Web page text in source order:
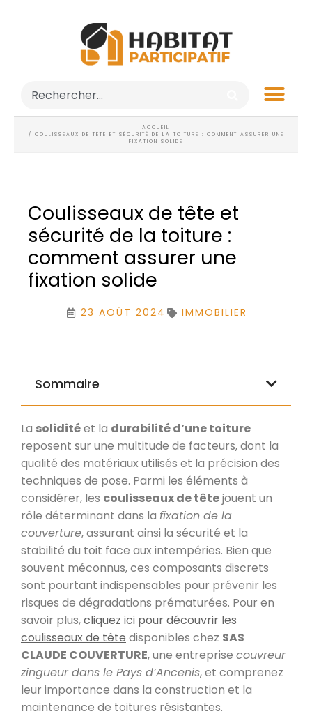
ACCUEIL
/ COULISSEAUX DE TÊTE ET SÉCURITÉ DE LA TOITURE : COMMENT ASSURER UNE
FIXATION SOLIDE
Coulisseaux de tête et
sécurité de la toiture :
comment assurer une
fixation solide
23 AOÛT 2024 IMMOBILIER
Sommaire
La soliditéet la durabilité d’une toiture
reposent sur une multitude de facteurs, dont la
qualité des matériaux utilisés et la précision des
techniques de pose. Parmi les éléments à
considérer, les coulisseaux de têtejouent un
rôle déterminant dans la fixation de la
couverture, assurant ainsi la sécurité et la
stabilité du toit face aux intempéries. Bien que
souvent méconnus, ces composants discrets
sont pourtant indispensables pour prévenir les
risques de dégradations prématurées. Pour en
savoir plus,cliquez ici pour découvrir les
coulisseaux de tête disponibles chez SAS
CLAUDE COUVERTURE, une entreprise couvreur
zingueur dans le Pays d’Ancenis, et comprenez
leur importance dans la construction et la
maintenance de toitures résistantes.